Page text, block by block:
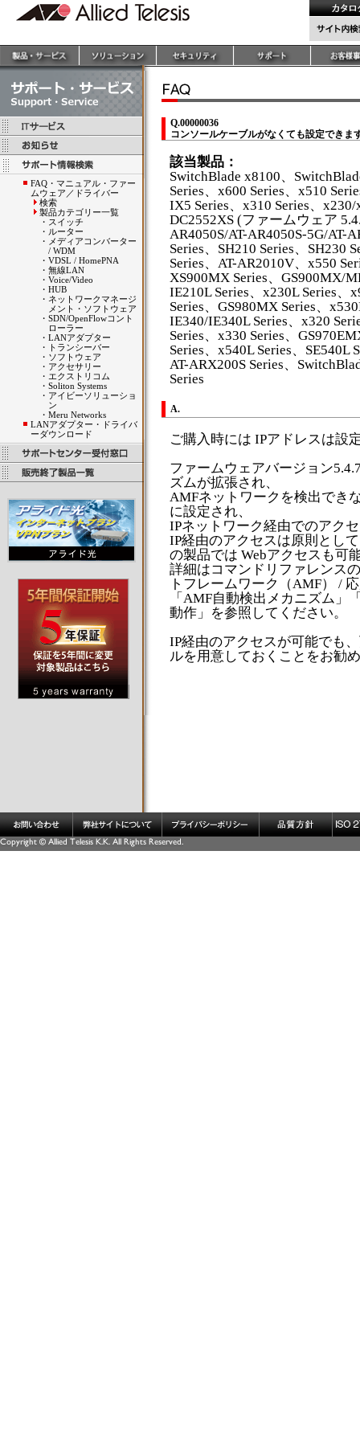
FAQ・マニュアル・ファー
ムウェア／ドライバー
検索
製品カテゴリー一覧
・ スイッチ
・ ルーター
・ メディアコンバーター
/ WDM
・ VDSL / HomePNA
・ 無線LAN
・ Voice/Video
・ HUB
・ ネットワークマネージ
メント・ソフトウェア
・ SDN/OpenFlowコント
ローラー
・ LANアダプター
・
トランシーバー
・ ソフトウェア
・ アクセサリー
・ エクストリコム
・ Soliton Systems
・ アイビーソリューショ
ン
・ Meru Networks
LANアダプター・ドライバ
ーダウンロード
Q.00000036
コンソールケーブルがなくても設定できま
該当製品：
SwitchBlade x8100、
Series、x600 Series、x510
IX5 Series、x310 Series、
DC2552XS (ファームウェア
AR4050S/AT-AR4050S-5G/AT-
Series、SH210 Series、SH230
Series、AT-AR2010V、x550
XS900MX Series、GS900MX/
IE210L Series、x230L Series、
Series、GS980MX Series、
IE340/IE340L Series、x320
Series、x330 Series、
Series、x540L Series、SE540L
AT-ARX200S Series、
Series
A.
ご購入時には IPアドレスは設
ファームウェアバージョン
ズムが拡張され、
AMFネットワークを検出でき
に設定され、
IPネットワーク経由でのアク
IP経由のアクセスは原則とし
の製品では Webアクセスも可
詳細はコマンドリファレンス
トフレームワーク（AMF） /
「AMF自動検出メカニズム」
動作」を参照してください。
IP経由のアクセスが可能でも
ルを用意しておくことをお勧